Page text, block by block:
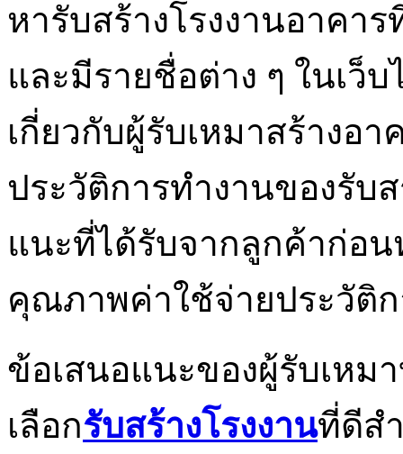
หารับสร้างโรงงานอาคา
และมีรายชื่อต่าง ๆ ในเว็
เกี่ยวกับผู้รับเหมาสร้างอ
ประวัติการทำงานของรับ
แนะที่ได้รับจากลูกค้าก่อน
คุณภาพค่าใช้จ่ายประวัติ
ข้อเสนอแนะของผู้รับเหม
เลือกรับสร้างโรงงานที่ดีส